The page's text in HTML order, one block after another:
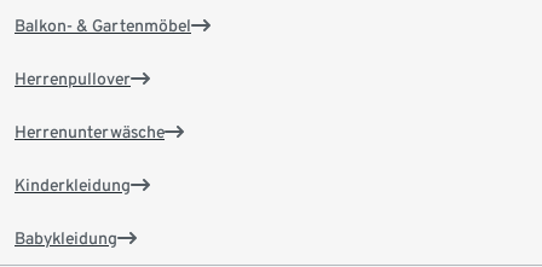
Balkon- & Gartenmöbel
Herrenpullover
Herrenunterwäsche
Kinderkleidung
Babykleidung